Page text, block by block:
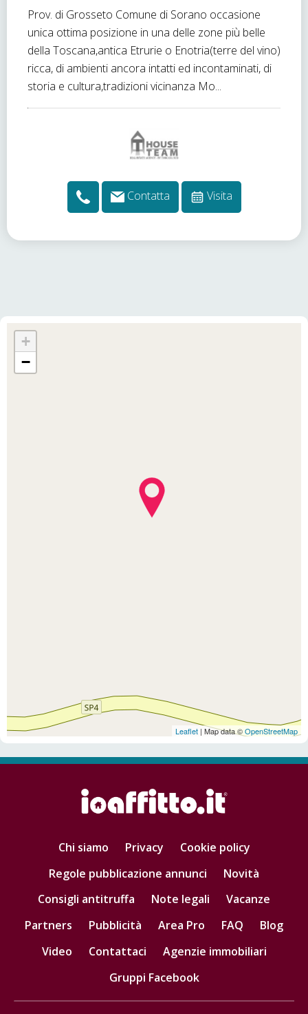
Prov. di Grosseto Comune di Sorano occasione
unica ottima posizione in una delle zone più belle
della Toscana,antica Etrurie o Enotria(terre del vino)
ricca, di ambienti ancora intatti ed incontaminati, di
storia e cultura,tradizioni vicinanza Mo...
Contatta Visita
+
−
Leaflet | Map data ©OpenStreetMap
Chi siamo Privacy
Cookie policy
Regole pubblicazione annunci
Novità
Consigli antitruffa
Note legali
Vacanze
Partners
Pubblicità Area Pro FAQ
Blog
Video
Contattaci
Agenzie immobiliari
Gruppi Facebook